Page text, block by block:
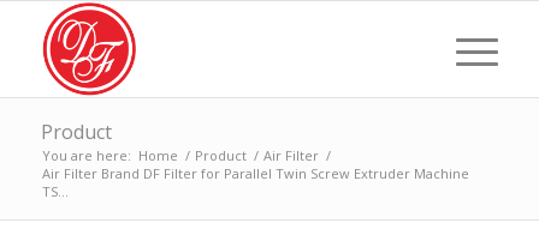
Product
You are here: Home / Product / Air Filter /
Air Filter Brand DF Filter for Parallel Twin Screw Extruder Machine
TS...